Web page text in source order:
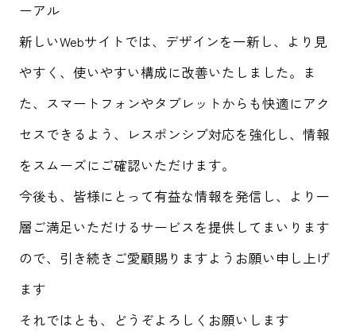
ーアル
新しいWebサイトでは、デザインを一新し、より見
やすく、使いやすい構成に改善いたしました。ま
た、スマートフォンやタブレットからも快適にアク
セスできるよう、レスポンシブ対応を強化し、情報
をスムーズにご確認いただけます。
今後も、皆様にとって有益な情報を発信し、より一
層ご満足いただけるサービスを提供してまいります
ので、引き続きご愛顧賜りますようお願い申し上げ
ます
それではとも、どうぞよろしくお願いします